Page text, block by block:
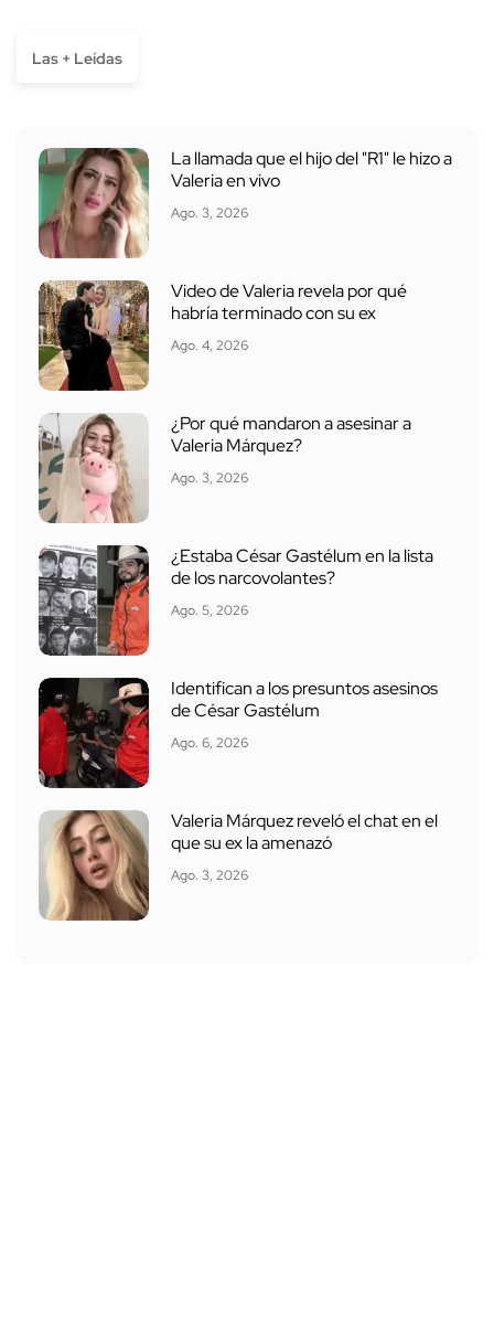
Las + Leídas
La llamada que el hijo del "R1" le hizo a
Valeria en vivo
Ago. 3, 2026
Video de Valeria revela por qué
habría terminado con su ex
Ago. 4, 2026
¿Por qué mandaron a asesinar a
Valeria Márquez?
Ago. 3, 2026
¿Estaba César Gastélum en la lista
de los narcovolantes?
Ago. 5, 2026
Identifican a los presuntos asesinos
de César Gastélum
Ago. 6, 2026
Valeria Márquez reveló el chat en el
que su ex la amenazó
Ago. 3, 2026